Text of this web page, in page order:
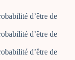
d’être de
d’être de
d’être de